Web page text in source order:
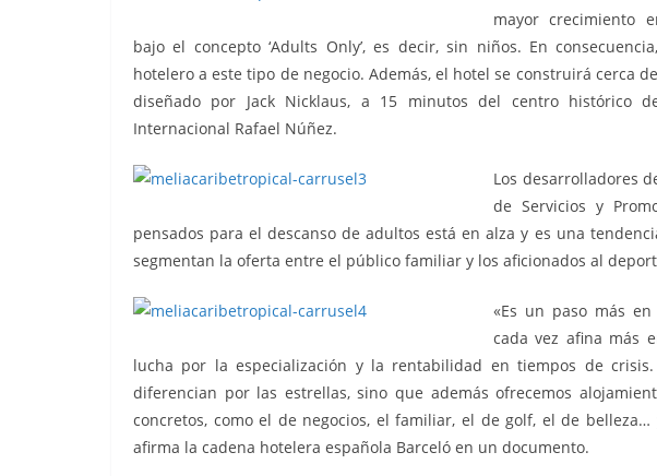
mayor crecimiento
bajo el concepto ‘Adults Only’, es decir, sin niños. En
hotelero a este tipo de negocio. Además, el hotel se construirá cerca
diseñado por Jack Nicklaus, a 15 minutos del centro histórico
Internacional Rafael Núñez.
Los desarrolladores
de Servicios y
pensados para el descanso de adultos está en alza y es una
segmentan la oferta entre el público familiar y los aficionados al
«Es un paso más
cada vez afina más
lucha por la especialización y la rentabilidad en tiempos de
diferencian por las estrellas, sino que además ofrecemos
concretos, como el de negocios, el familiar, el de golf, el de
afirma la cadena hotelera española Barceló en un documento.​